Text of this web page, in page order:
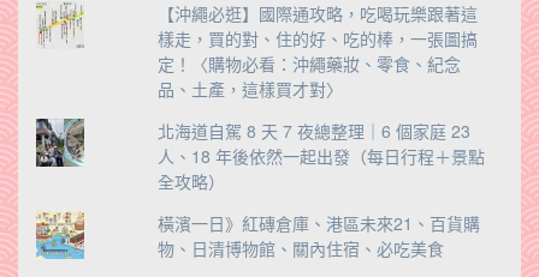
【沖繩必逛】國際通攻略，吃喝玩樂跟著這
樣走，買的對、住的好、吃的棒，一張圖搞
定！〈購物必看：沖繩藥妝、零食、紀念
品、土產，這樣買才對〉
北海道自駕 8 天 7 夜總整理｜6 個家庭 23
人、18 年後依然一起出發（每日行程＋景點
全攻略）
橫濱一日》紅磚倉庫、港區未來21、百貨購
物、日清博物館、關內住宿、必吃美食